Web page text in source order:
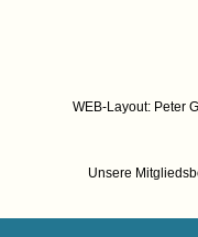
WEB-Layout: Peter
Unsere